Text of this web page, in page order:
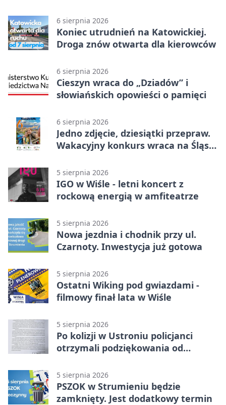
6 sierpnia 2026
Koniec utrudnień na Katowickiej.
Droga znów otwarta dla kierowców
6 sierpnia 2026
Cieszyn wraca do „Dziadów” i
słowiańskich opowieści o pamięci
6 sierpnia 2026
Jedno zdjęcie, dziesiątki przepraw.
Wakacyjny konkurs wraca na Śląsk
5 sierpnia 2026
IGO w Wiśle - letni koncert z
rockową energią w amfiteatrze
5 sierpnia 2026
Nowa jezdnia i chodnik przy ul.
Czarnoty. Inwestycja już gotowa
5 sierpnia 2026
Ostatni Wiking pod gwiazdami -
filmowy finał lata w Wiśle
5 sierpnia 2026
Po kolizji w Ustroniu policjanci
otrzymali podziękowania od
5 sierpnia 2026
PSZOK w Strumieniu będzie
zamknięty. Jest dodatkowy termin